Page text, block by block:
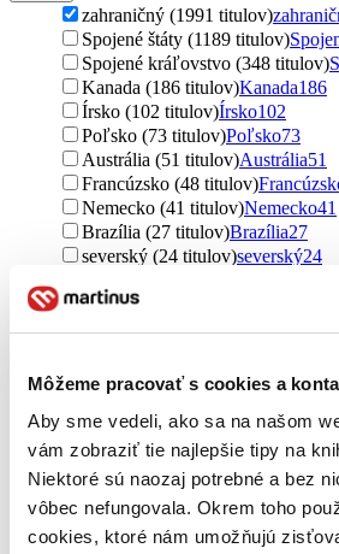
Môžeme pracovať s cookies a
Aby sme vedeli, ako sa na našom
vám zobraziť tie najlepšie tipy na
Niektoré sú naozaj potrebné a bez
vôbec nefungovala. Okrem toho
cookies, ktoré nám umožňujú
zahraničný (1991 titulov)
Spojené štáty (1189 titulov)
Spojené kráľovstvo (348 titulov)
Kanada (186 titulov)Kanada186
Írsko (102 titulov)Írsko102
Poľsko (73 titulov)Poľsko73
Austrália (51 titulov)Austrália51
Francúzsko (48 titulov)
Nemecko (41 titulov)Nemecko41
Brazília (27 titulov)Brazília27
severský (24 titulov)severský24
Japonsko (22 titulov)
Švédsko (20 titulov)Švédsko20
Holandsko (5 titulov)Holandsko5
Nórsko (4 tituly)
Rakúsko (4 tituly)Rakúsko4
Chorvátsko (2 tituly)Chorvátsko2
Alžírsko (1 titul)Alžírsko1
Mexiko (1 titul) Mexiko
Rusko (1 titul) Rusko1
Španielsko (1 titul)Španielsko1